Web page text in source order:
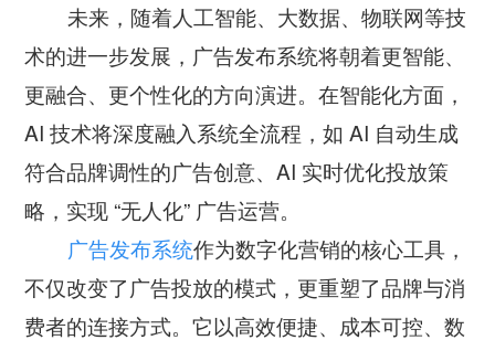
未来，随着人工智能、大数据、物联网等技
术的进一步发展，广告发布系统将朝着更智能、
更融合、更个性化的方向演进。在智能化方面，
AI 技术将深度融入系统全流程，如 AI 自动生成
符合品牌调性的广告创意、AI 实时优化投放策
略，实现 “无人化” 广告运营。
广告发布系统作为数字化营销的核心工具，
不仅改变了广告投放的模式，更重塑了品牌与消
费者的连接方式。它以高效便捷、成本可控、数